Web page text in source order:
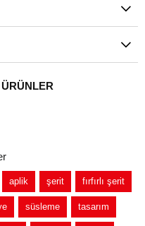
aplik şerit fırfırlı şerit
süsleme tasarım